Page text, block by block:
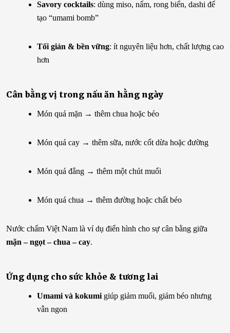
Savory cocktails: dùng miso, nấm, rong biển, dashi để
tạo “umami bomb”
Tối giản & bền vững: ít nguyên liệu hơn, chất lượng cao
hơn
Cân bằng vị trong nấu ăn hằng ngày
Món quá mặn → thêm chua hoặc béo
Món quá cay → thêm sữa, nước cốt dừa hoặc đường
Món quá đắng → thêm một chút muối
Món quá chua → thêm đường hoặc chất béo
Nước chấm Việt Nam là ví dụ điển hình cho sự cân bằng giữa
mặn – ngọt – chua – cay.
Ứng dụng cho sức khỏe & tương lai
Umami và kokumi giúp giảm muối, giảm béo nhưng
vẫn ngon